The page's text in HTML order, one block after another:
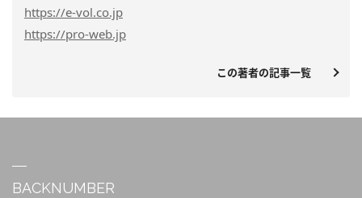
https://e-vol.co.jp
https://pro-web.jp
この著者の記事一覧
BACKNUMBER